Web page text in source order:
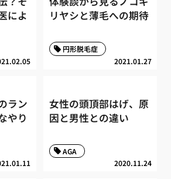
によ
リヤシと薄毛への期待
2021.01.27
円形脱毛症
ラン
やり
女性の頭頂部はげ、原
因と男性との違い
2020.11.24
AGA